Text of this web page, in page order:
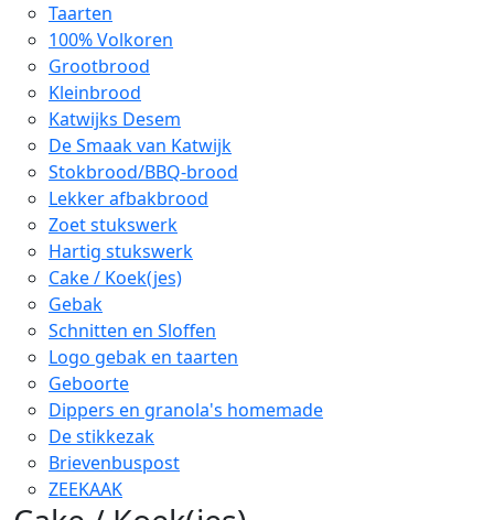
Taarten
100% Volkoren
Grootbrood
Kleinbrood
Katwijks Desem
De Smaak van Katwijk
Stokbrood/BBQ-brood
Lekker afbakbrood
Zoet stukswerk
Hartig stukswerk
Cake / Koek(jes)
Gebak
Schnitten en Sloffen
Logo gebak en taarten
Geboorte
Dippers en granola's homemade
De stikkezak
Brievenbuspost
ZEEKAAK